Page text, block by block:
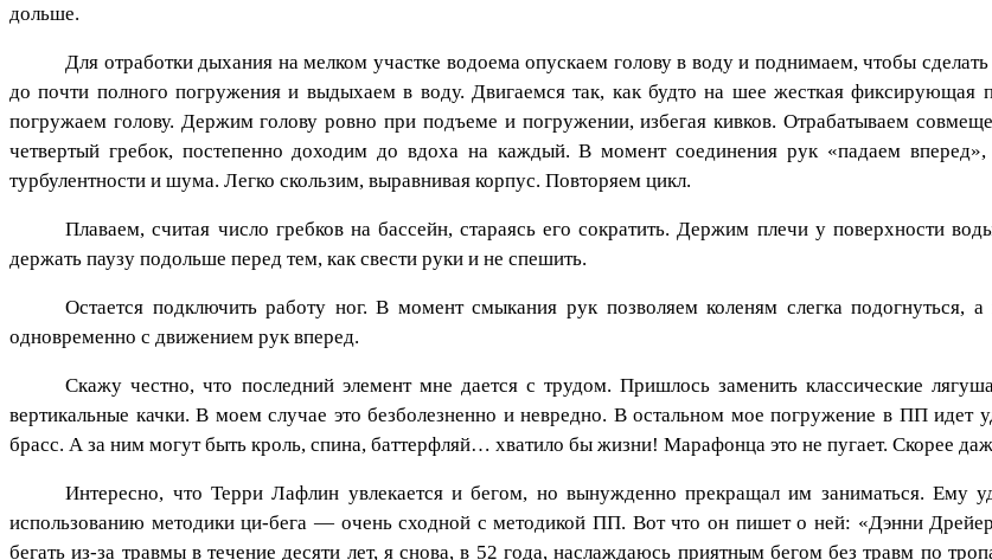
дольше.
Для отработки дыхания на мелком участке водоема опускаем голову в воду и поднимаем, чтобы
до почти полного погружения и выдыхаем в воду. Двигаемся так, как будто на шее жесткая
погружаем голову. Держим голову ровно при подъеме и погружении, избегая кивков. Отрабатываем
четвертый гребок, постепенно доходим до вдоха на каждый. В момент соединения рук «падаем
турбулентности и шума. Легко скользим, выравнивая корпус. Повторяем цикл.
Плаваем, считая число гребков на бассейн, стараясь его сократить. Держим плечи у поверхности
держать паузу подольше перед тем, как свести руки и не спешить.
Остается подключить работу ног. В момент смыкания рук позволяем коленям слегка подогнуться,
одновременно с движением рук вперед.
Скажу честно, что последний элемент мне дается с трудом. Пришлось заменить классические
вертикальные качки. В моем случае это безболезненно и невредно. В остальном мое погружение в ПП идет
брасс. А за ним могут быть кроль, спина, баттерфляй… хватило бы жизни! Марафонца это не пугает. Скорее
Интересно, что Терри Лафлин увлекается и бегом, но вынужденно прекращал им заниматься. Ему
использованию методики ци-бега — очень сходной с методикой ПП. Вот что он пишет о ней: «Дэнни
бегать из-за травмы в течение десяти лет, я снова, в 52 года, наслаждаюсь приятным бегом без травм по